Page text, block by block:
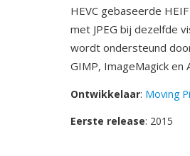
HEVC gebaseerde
met JPEG bij dezelfde
wordt ondersteund
GIMP, ImageMagick en
Ontwikkelaar: Moving
Eerste release: 2015